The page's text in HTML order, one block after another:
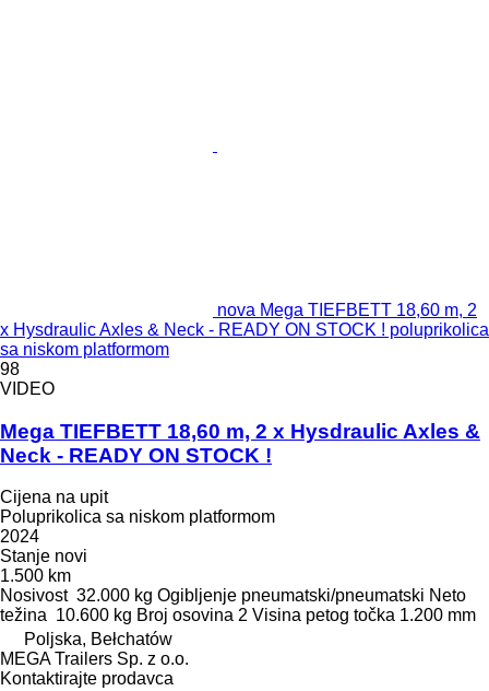
nova Mega TIEFBETT 18,60 m, 2
x Hysdraulic Axles & Neck - READY ON STOCK ! poluprikolica
sa niskom platformom
98
VIDEO
Mega TIEFBETT 18,60 m, 2 x Hysdraulic Axles &
Neck - READY ON STOCK !
Cijena na upit
Poluprikolica sa niskom platformom
2024
Stanje novi
1.500 km
Nosivost 32.000 kg Ogibljenje pneumatski/pneumatski Neto
težina 10.600 kg Broj osovina 2 Visina petog točka 1.200 mm
Poljska, Bełchatów
MEGA Trailers Sp. z o.o.
Kontaktirajte prodavca